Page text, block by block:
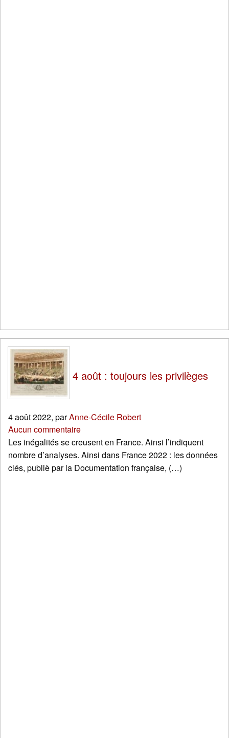
4 août : toujours les privilèges
4 août 2022, parAnne-Cécile Robert
Aucun commentaire
Les inégalités se creusent en France. Ainsi l’indiquent
nombre d’analyses. Ainsi dans France 2022 : les données
clés, publiè par la Documentation française, (…)